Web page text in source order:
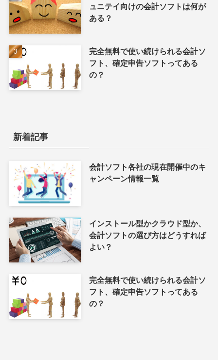
ュニテイ向けの会計ソフトは何が
ある？
完全無料で使い続けられる会計ソ
フト、確定申告ソフトってある
の？
新着記事
会計ソフト各社の現在開催中のキ
ャンペーン情報一覧
インストール型かクラウド型か、
会計ソフトの選び方はどうすれば
よい？
完全無料で使い続けられる会計ソ
フト、確定申告ソフトってある
の？